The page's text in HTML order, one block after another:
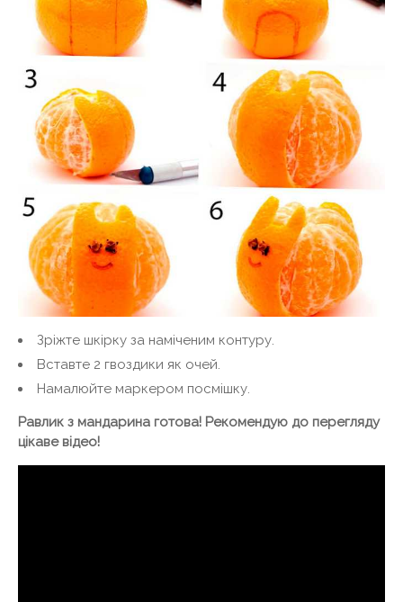
Зріжте шкірку за наміченим контуру.
Вставте 2 гвоздики як очей.
Намалюйте маркером посмішку.
Равлик з мандарина готова! Рекомендую до перегляду
цікаве відео!